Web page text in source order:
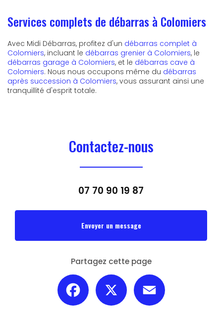
Services complets de débarras à Colomiers
Avec Midi Débarras, profitez d'un débarras complet à
Colomiers, incluant le débarras grenier à Colomiers, le
débarras garage à Colomiers, et le débarras cave à
Colomiers. Nous nous occupons même du débarras
après succession à Colomiers, vous assurant ainsi une
tranquillité d'esprit totale.
Contactez-nous
07 70 90 19 87
Envoyer un message
Partagez cette page
Facebook